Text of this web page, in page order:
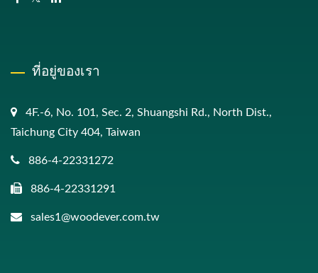
ที่อยู่ของเรา
4F.-6, No. 101, Sec. 2, Shuangshi Rd., North Dist.,
Taichung City 404, Taiwan
886-4-22331272
886-4-22331291
sales1@woodever.com.tw